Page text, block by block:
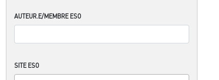
AUTEUR.E/MEMBRE ESO
SITE ESO